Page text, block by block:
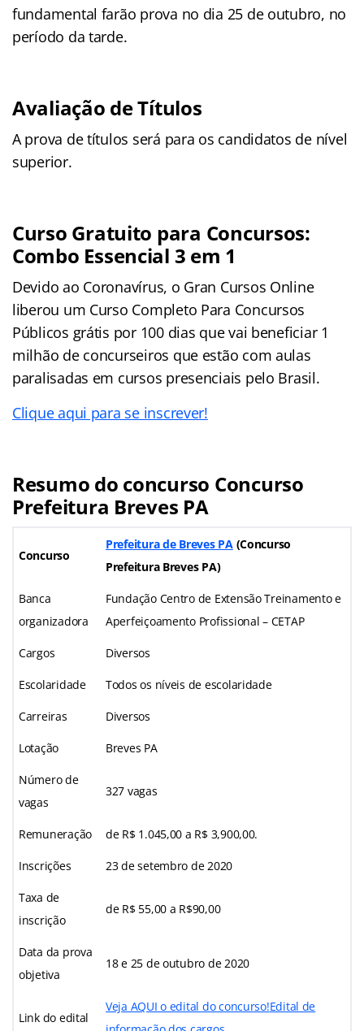
fundamental farão prova no dia 25 de outubro, no
período da tarde.
Avaliação de Títulos
A prova de títulos será para os candidatos de nível
superior.
Curso Gratuito para Concursos:
Combo Essencial 3 em 1
Devido ao Coronavírus, o Gran Cursos Online
liberou um Curso Completo Para Concursos
Públicos grátis por 100 dias que vai beneficiar 1
milhão de concurseiros que estão com aulas
paralisadas em cursos presenciais pelo Brasil.
Clique aqui para se inscrever!
Resumo do concurso Concurso
Prefeitura Breves PA
Concurso
Prefeitura de Breves PA (Concurso
Prefeitura Breves PA)
Banca
organizadora
Fundação Centro de Extensão Treinamento e
Aperfeiçoamento Profissional – CETAP
Cargos Diversos
Escolaridade Todos os níveis de escolaridade
Carreiras Diversos
Lotação Breves PA
Número de
vagas
327 vagas
Remuneração de R$ 1.045,00 a R$ 3,900,00.
Inscrições 23 de setembro de 2020
Taxa de
inscrição
de R$ 55,00 a R$90,00
Data da prova
objetiva
18 e 25 de outubro de 2020
Link do edital
Veja AQUI o edital do concurso!Edital de